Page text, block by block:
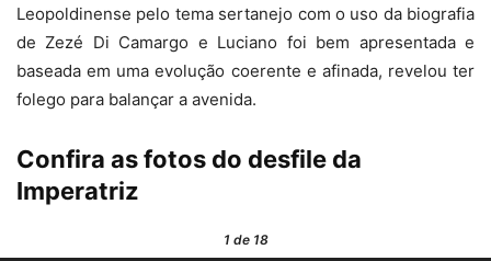
Leopoldinense pelo tema sertanejo com o uso da biografia
de Zezé Di Camargo e Luciano foi bem apresentada e
baseada em uma evolução coerente e afinada, revelou ter
folego para balançar a avenida.
Confira as fotos do desfile da
Imperatriz
1de 18